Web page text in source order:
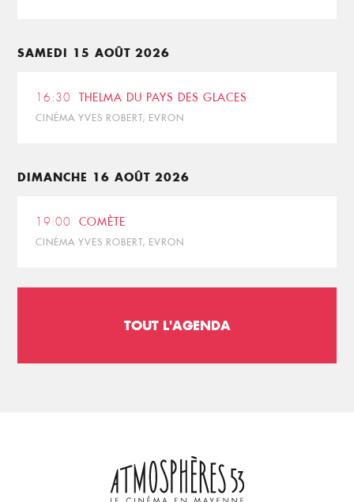
SAMEDI 15 AOÛT 2026
16:30 THELMA DU PAYS DES GLACES
CINÉMA YVES ROBERT, EVRON
DIMANCHE 16 AOÛT 2026
19:00 COMÈTE
CINÉMA YVES ROBERT, EVRON
TOUT L'AGENDA